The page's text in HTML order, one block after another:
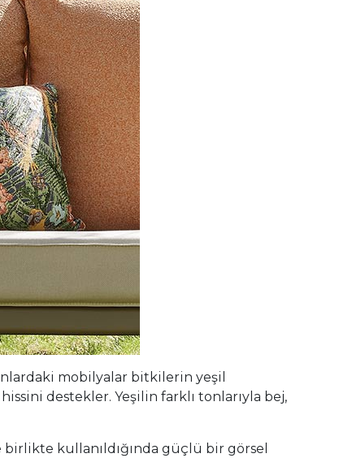
mobilyalar bitkilerin yeşil
destekler. Yeşilin farklı tonlarıyla bej,
kullanıldığında güçlü bir görsel